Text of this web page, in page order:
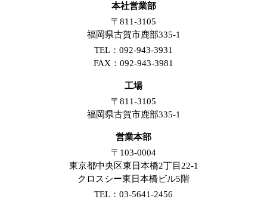
本社営業部
〒811-3105
福岡県古賀市鹿部335-1
TEL：092-943-3931
FAX：092-943-3981
工場
〒811-3105
福岡県古賀市鹿部335-1
営業本部
〒103-0004
東京都中央区東日本橋2丁目22-1
クロスシー東日本橋ビル5階
TEL：03-5641-2456